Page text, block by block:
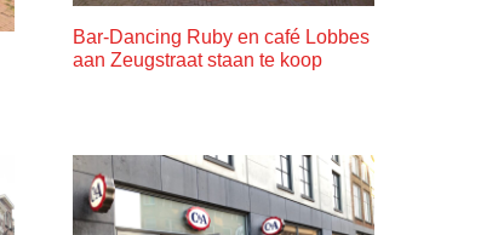
Bar-Dancing Ruby en café Lobbes
aan Zeugstraat staan te koop